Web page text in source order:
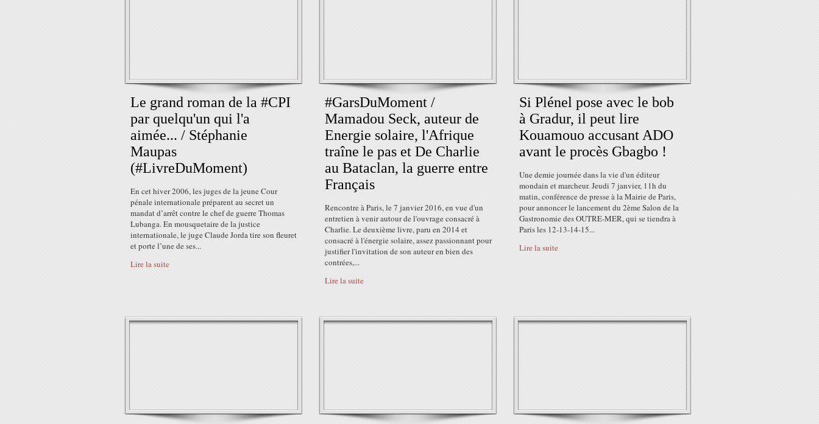
Le grand roman de la #CPI
par quelqu'un qui l'a
aimée... / Stéphanie
Maupas
(#LivreDuMoment)
En cet hiver 2006, les juges de la jeune Cour
pénale internationale préparent au secret un
mandat d’arrêt contre le chef de guerre Thomas
Lubanga. En mousquetaire de la justice
internationale, le juge Claude Jorda tire son fleuret
et porte l’une de ses...
Lire la suite
#GarsDuMoment /
Mamadou Seck, auteur de
Energie solaire, l'Afrique
traîne le pas et De Charlie
au Bataclan, la guerre entre
Français
Rencontre à Paris, le 7 janvier 2016, en vue d'un
entretien à venir autour de l'ouvrage consacré à
Charlie. Le deuxième livre, paru en 2014 et
consacré à l'énergie solaire, assez passionnant pour
justifier l'invitation de son auteur en bien des
contrées,...
Lire la suite
Si Plénel pose avec le bob
à Gradur, il peut lire
Kouamouo accusant ADO
avant le procès Gbagbo !
Une demie journée dans la vie d'un éditeur
mondain et marcheur. Jeudi 7 janvier, 11h du
matin, conférence de presse à la Mairie de Paris,
pour annoncer le lancement du 2ème Salon de la
Gastronomie des OUTRE-MER, qui se tiendra à
Paris les 12-13-14-15...
Lire la suite